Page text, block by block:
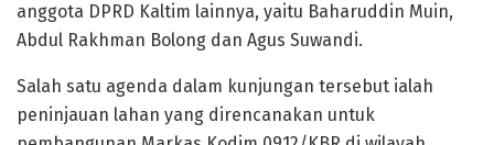
anggota DPRD Kaltim lainnya, yaitu Baharuddin Muin,
Abdul Rakhman Bolong dan Agus Suwandi.
Salah satu agenda dalam kunjungan tersebut ialah
peninjauan lahan yang direncanakan untuk